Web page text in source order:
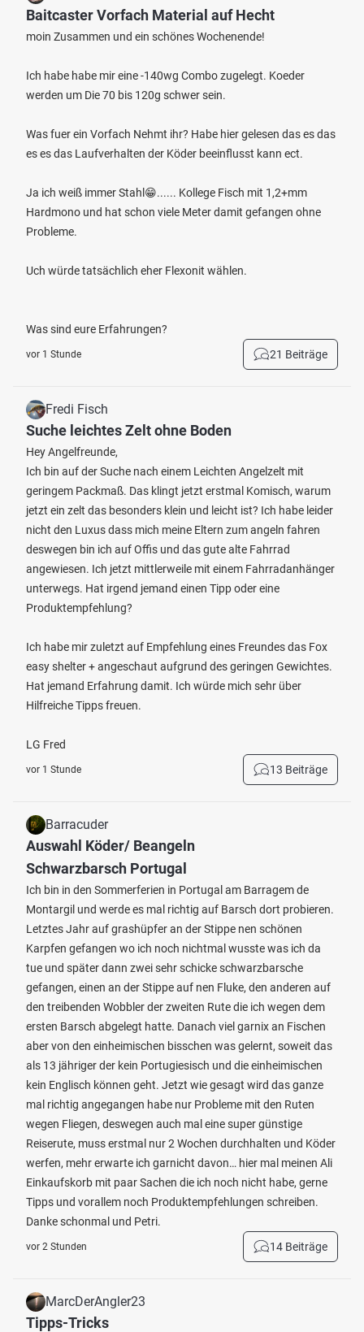
Baitcaster Vorfach Material auf Hecht
moin Zusammen und ein schönes Wochenende!
Ich habe habe mir eine -140wg Combo zugelegt. Koeder
werden um Die 70 bis 120g schwer sein.
Was fuer ein Vorfach Nehmt ihr? Habe hier gelesen das es das
es es das Laufverhalten der Köder beeinflusst kann ect.
Ja ich weiß immer Stahl😁...... Kollege Fisch mit 1,2+mm
Hardmono und hat schon viele Meter damit gefangen ohne
Probleme.
Uch würde tatsächlich eher Flexonit wählen.
Was sind eure Erfahrungen?
vor 1 Stunde 21 Beiträge
Fredi Fisch
Suche leichtes Zelt ohne Boden
Hey Angelfreunde,
Ich bin auf der Suche nach einem Leichten Angelzelt mit
geringem Packmaß. Das klingt jetzt erstmal Komisch, warum
jetzt ein zelt das besonders klein und leicht ist? Ich habe leider
nicht den Luxus dass mich meine Eltern zum angeln fahren
deswegen bin ich auf Offis und das gute alte Fahrrad
angewiesen. Ich jetzt mittlerweile mit einem Fahrradanhänger
unterwegs. Hat irgend jemand einen Tipp oder eine
Produktempfehlung?
Ich habe mir zuletzt auf Empfehlung eines Freundes das Fox
easy shelter + angeschaut aufgrund des geringen Gewichtes.
Hat jemand Erfahrung damit. Ich würde mich sehr über
Hilfreiche Tipps freuen.
LG Fred
vor 1 Stunde 13 Beiträge
Barracuder
Auswahl Köder/ Beangeln
Schwarzbarsch Portugal
Ich bin in den Sommerferien in Portugal am Barragem de
Montargil und werde es mal richtig auf Barsch dort probieren.
Letztes Jahr auf grashüpfer an der Stippe nen schönen
Karpfen gefangen wo ich noch nichtmal wusste was ich da
tue und später dann zwei sehr schicke schwarzbarsche
gefangen, einen an der Stippe auf nen Fluke, den anderen auf
den treibenden Wobbler der zweiten Rute die ich wegen dem
ersten Barsch abgelegt hatte. Danach viel garnix an Fischen
aber von den einheimischen bisschen was gelernt, soweit das
als 13 jähriger der kein Portugiesisch und die einheimischen
kein Englisch können geht. Jetzt wie gesagt wird das ganze
mal richtig angegangen habe nur Probleme mit den Ruten
wegen Fliegen, deswegen auch mal eine super günstige
Reiserute, muss erstmal nur 2 Wochen durchhalten und Köder
werfen, mehr erwarte ich garnicht davon… hier mal meinen Ali
Einkaufskorb mit paar Sachen die ich noch nicht habe, gerne
Tipps und vorallem noch Produktempfehlungen schreiben.
Danke schonmal und Petri.
vor 2 Stunden 14 Beiträge
MarcDerAngler23
Tipps-Tricks